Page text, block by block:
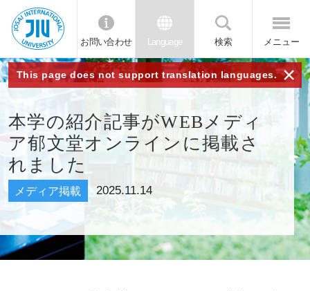
JIU 城西国
際大学
お問い合わせ Language 検索 メニュー
This page does not support translation languages. ×
本学の紹介記事がWEBメディ
ア郁文堂オンラインに掲載さ
れました
メディア掲載 2025.11.14